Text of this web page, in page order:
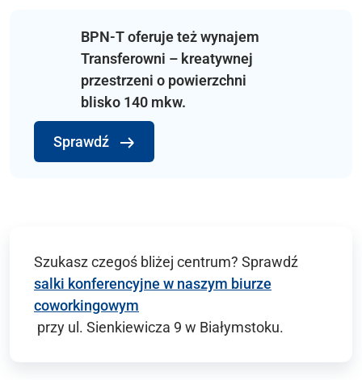
BPN-T oferuje też wynajem
Transferowni – kreatywnej
przestrzeni o powierzchni
blisko 140 mkw.
Sprawdź
Szukasz czegoś bliżej centrum? Sprawdź
salki konferencyjne w naszym biurze
coworkingowym
przy ul. Sienkiewicza 9 w Białymstoku.